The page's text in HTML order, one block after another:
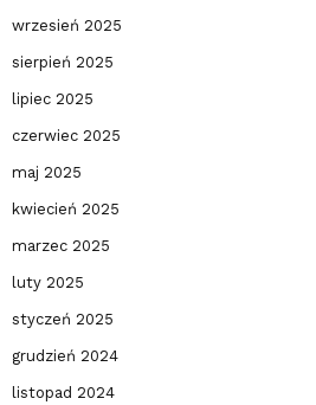
wrzesień 2025
sierpień 2025
lipiec 2025
czerwiec 2025
maj 2025
kwiecień 2025
marzec 2025
luty 2025
styczeń 2025
grudzień 2024
listopad 2024